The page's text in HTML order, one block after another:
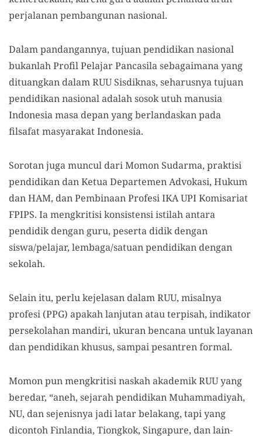
perjalanan pembangunan nasional.
Dalam pandangannya, tujuan pendidikan nasional
bukanlah Profil Pelajar Pancasila sebagaimana yang
dituangkan dalam RUU Sisdiknas, seharusnya tujuan
pendidikan nasional adalah sosok utuh manusia
Indonesia masa depan yang berlandaskan pada
filsafat masyarakat Indonesia.
Sorotan juga muncul dari Momon Sudarma, praktisi
pendidikan dan Ketua Departemen Advokasi, Hukum
dan HAM, dan Pembinaan Profesi IKA UPI Komisariat
FPIPS. Ia mengkritisi konsistensi istilah antara
pendidik dengan guru, peserta didik dengan
siswa/pelajar, lembaga/satuan pendidikan dengan
sekolah.
Selain itu, perlu kejelasan dalam RUU, misalnya
profesi (PPG) apakah lanjutan atau terpisah, indikator
persekolahan mandiri, ukuran bencana untuk layanan
dan pendidikan khusus, sampai pesantren formal.
Momon pun mengkritisi naskah akademik RUU yang
beredar, “aneh, sejarah pendidikan Muhammadiyah,
NU, dan sejenisnya jadi latar belakang, tapi yang
dicontoh Finlandia, Tiongkok, Singapure, dan lain-